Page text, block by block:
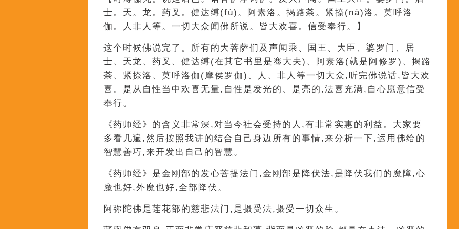
士。天。龙。药叉。健达缚(fù)。阿素洛。揭路荼。紧捺(nà)洛。莫呼洛
伽。人非人等。一切大众闻佛所说。皆大欢喜。信受奉行。】
这个时候佛说完了。所有的大菩萨们及声闻乘、国王、大臣、婆罗门、居
士、天龙、药叉、健达缚(在其它书里是骞大夫)、阿素洛(就是阿修罗)、揭路
荼、紧捺洛、莫呼洛伽(摩侯罗伽)、人、非人等一切大众,听完佛说话,皆大欢
喜。是从自性当中欢喜无量,自性是发光的、是亮的,法喜充满,自心愿意信受
奉行。
《药师经》的含义非常深,对当今社会受持的人,有非常实惠的利益。大家要
多看几遍,然后按照我讲的结合自己身边所有的事情,来分析一下,运用佛给的
智慧善巧,来开发出自己的智慧。
《药师经》是金刚部的发心菩提法门,金刚部是降伏法,是降伏我们的魔障,心
魔也好,外魔也好,全部降伏。
阿弥陀佛是莲花部的慈悲法门,是摄受法,摄受一切众生。